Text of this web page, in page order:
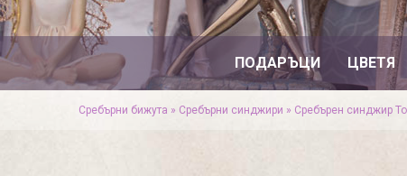
ПОДАРЪЦИ ЦВЕТЯ
Сребърни бижута » Сребърни синджири » Сребърен синджир